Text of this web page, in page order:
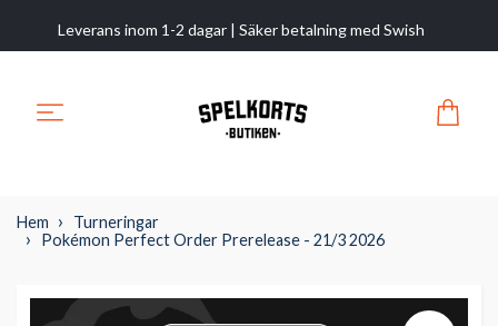
Leverans inom 1-2 dagar | Säker betalning med Swish
Hem
Turneringar
Pokémon Perfect Order Prerelease - 21/3 2026